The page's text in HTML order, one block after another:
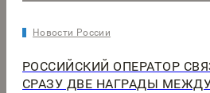
Новости России
РОССИЙСКИЙ ОПЕРАТОР
СРАЗУ ДВЕ НАГРАДЫ